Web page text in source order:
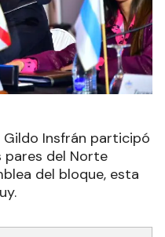
Insfrán participó
pares del Norte
del bloque, esta